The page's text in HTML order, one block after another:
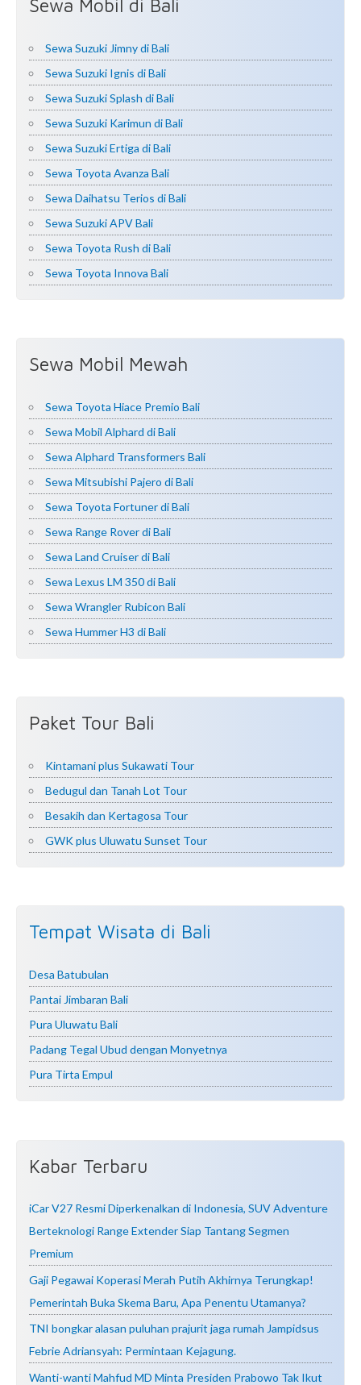
Sewa Mobil di Bali
Sewa Suzuki Jimny di Bali
Sewa Suzuki Ignis di Bali
Sewa Suzuki Splash di Bali
Sewa Suzuki Karimun di Bali
Sewa Suzuki Ertiga di Bali
Sewa Toyota Avanza Bali
Sewa Daihatsu Terios di Bali
Sewa Suzuki APV Bali
Sewa Toyota Rush di Bali
Sewa Toyota Innova Bali
Sewa Mobil Mewah
Sewa Toyota Hiace Premio Bali
Sewa Mobil Alphard di Bali
Sewa Alphard Transformers Bali
Sewa Mitsubishi Pajero di Bali
Sewa Toyota Fortuner di Bali
Sewa Range Rover di Bali
Sewa Land Cruiser di Bali
Sewa Lexus LM 350 di Bali
Sewa Wrangler Rubicon Bali
Sewa Hummer H3 di Bali
Paket Tour Bali
Kintamani plus Sukawati Tour
Bedugul dan Tanah Lot Tour
Besakih dan Kertagosa Tour
GWK plus Uluwatu Sunset Tour
Tempat Wisata di Bali
Desa Batubulan
Pantai Jimbaran Bali
Pura Uluwatu Bali
Padang Tegal Ubud dengan Monyetnya
Pura Tirta Empul
Kabar Terbaru
iCar V27 Resmi Diperkenalkan di Indonesia, SUV Adventure
Berteknologi Range Extender Siap Tantang Segmen
Premium
Gaji Pegawai Koperasi Merah Putih Akhirnya Terungkap!
Pemerintah Buka Skema Baru, Apa Penentu Utamanya?
TNI bongkar alasan puluhan prajurit jaga rumah Jampidsus
Febrie Adriansyah: Permintaan Kejagung.
Wanti-wanti Mahfud MD Minta Presiden Prabowo Tak Ikut